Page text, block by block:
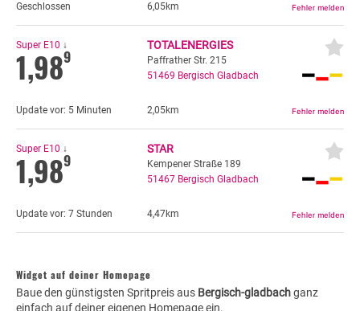
Geschlossen
6,05km
Super E10 ↓
1,989
TOTALENERGIES
Paffrather Str. 215
51469 Bergisch Gladbach
Update vor: 5 Minuten 2,05km
Super E10 ↓
1,989
STAR
Kempener Straße 189
51467 Bergisch Gladbach
Update vor: 7 Stunden 4,47km
Widget auf deiner Homepage
Baue den günstigsten Spritpreis aus Bergisch-gladbachganz
einfach auf deiner eigenen Homepage ein.